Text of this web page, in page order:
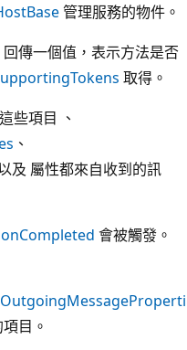
管理服務的物件。
回傳一個值，表示方法是否
取得。
這些項目 、
、
及 屬性都來自收到的訊
會被觸發。
OutgoingMessageProperti
目。